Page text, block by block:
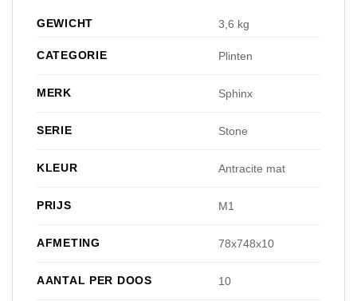
GEWICHT 3,6 kg
CATEGORIE Plinten
MERK Sphinx
SERIE Stone
KLEUR Antracite mat
PRIJS M1
AFMETING 78x748x10
AANTAL PER DOOS 10